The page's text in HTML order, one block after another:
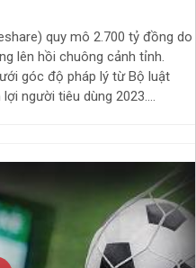
quy mô 2.700 tỷ đồng do
lên hồi chuông cảnh tỉnh.
góc độ pháp lý từ Bộ luật
người tiêu dùng 2023....